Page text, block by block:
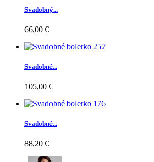
Svadobný...
66,00 €
Svadobné...
105,00 €
Svadobné...
88,20 €